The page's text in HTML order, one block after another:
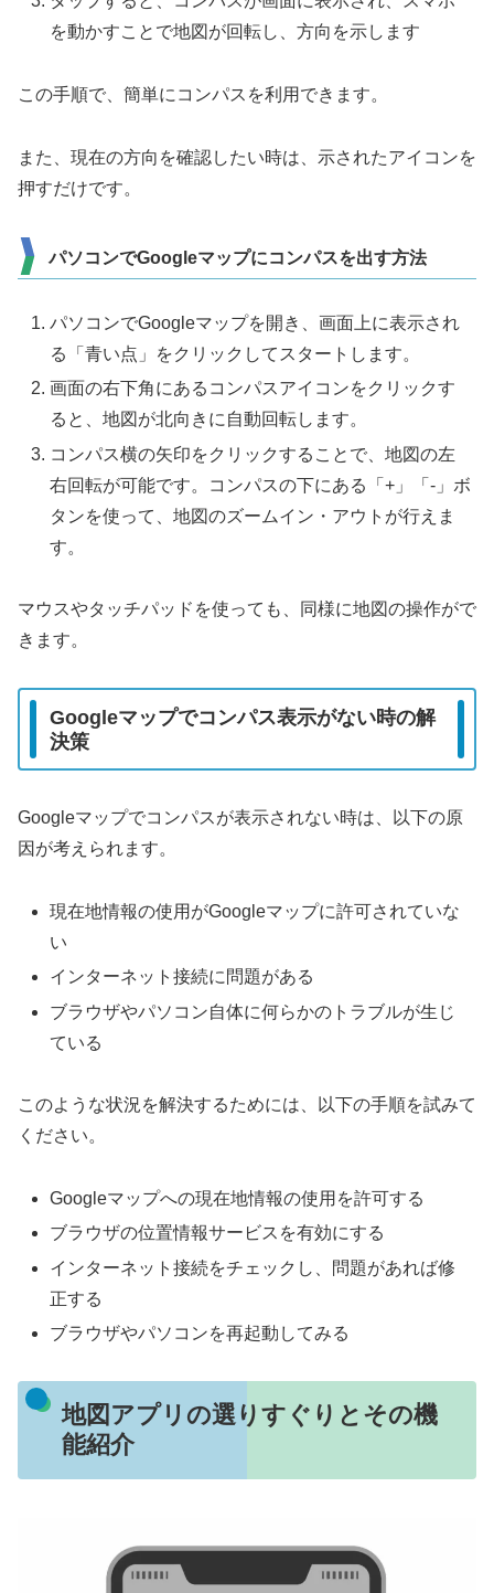
を動かすことで地図が回転し、方向を示します
この手順で、簡単にコンパスを利用できます。
また、現在の方向を確認したい時は、示されたアイコンを
押すだけです。
パソコンでGoogleマップにコンパスを出す方法
パソコンでGoogleマップを開き、画面上に表示され
る「青い点」をクリックしてスタートします。
画面の右下角にあるコンパスアイコンをクリックす
ると、地図が北向きに自動回転します。
コンパス横の矢印をクリックすることで、地図の左
右回転が可能です。コンパスの下にある「+」「-」ボ
タンを使って、地図のズームイン・アウトが行えま
す。
マウスやタッチパッドを使っても、同様に地図の操作がで
きます。
Googleマップでコンパス表示がない時の解
決策
Googleマップでコンパスが表示されない時は、以下の原
因が考えられます。
現在地情報の使用がGoogleマップに許可されていな
い
インターネット接続に問題がある
ブラウザやパソコン自体に何らかのトラブルが生じ
ている
このような状況を解決するためには、以下の手順を試みて
ください。
Googleマップへの現在地情報の使用を許可する
ブラウザの位置情報サービスを有効にする
インターネット接続をチェックし、問題があれば修
正する
ブラウザやパソコンを再起動してみる
地図アプリの選りすぐりとその機
能紹介